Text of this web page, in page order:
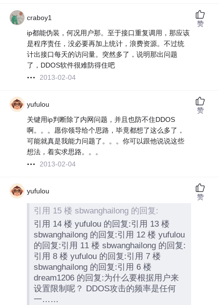
craboy1
ip都能伪装，何况用户那。至于接口重复调用，那应该
是程序责任，没必要再加上统计，浪费资源。不过统
计出接口每天的访问量。突然多了，说明那出问题
了，DDOS软件很难防得住吧
2013-02-04
赞
yufulou
关键用ip判断除了内网问题，并且也防不住DDOS
啊。。。愿你领导给个思路，毕竟都想了这么多了，
可能就真是我能力问题了。。。你可以跟他说说这些
想法，着实求思路。。。
2013-02-04
赞
yufulou
引用 15 楼 sbwanghailong 的回复:
引用 14 楼 yufulou 的回复:引用 13 楼
sbwanghailong 的回复:引用 12 楼 yufulou
的回复:引用 11 楼 sbwanghailong 的回复:
引用 8 楼 yufulou 的回复:引用 7 楼
sbwanghailong 的回复:引用 6 楼
dream1206 的回复:为什么要根据用户来
设置限制呢？ DDOS攻击的频率是任何
一……
赞